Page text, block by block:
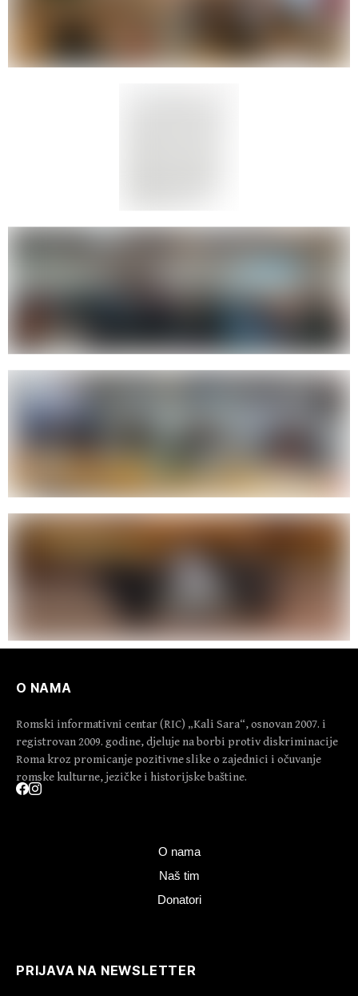
O NAMA
Romski informativni centar (RIC) „Kali Sara“, osnovan 2007. i
registrovan 2009. godine, djeluje na borbi protiv diskriminacije
Roma kroz promicanje pozitivne slike o zajednici i očuvanje
romske kulturne, jezičke i historijske baštine.
O nama
Naš tim
Donatori
PRIJAVA NA NEWSLETTER